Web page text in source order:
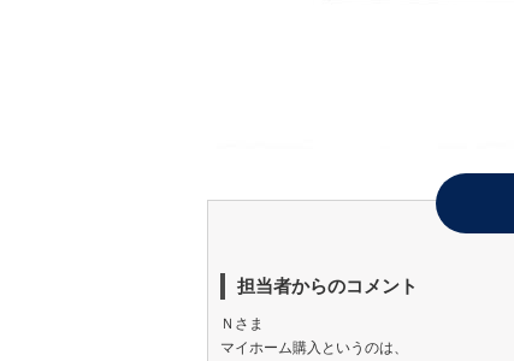
担当者からのコメント
Ｎさま
マイホーム購入というのは、